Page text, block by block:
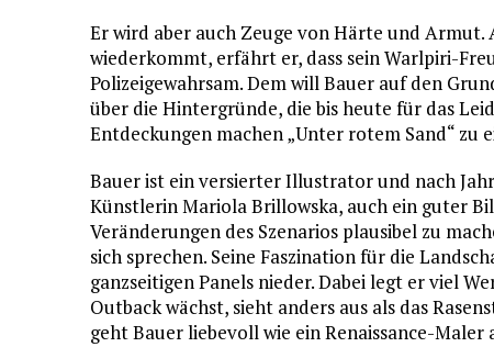
Er wird aber auch Zeuge von Härte und
wiederkommt, erfährt er, dass sein Warlpiri-
Polizeigewahrsam. Dem will Bauer auf den
über die Hintergründe, die bis heute für das
Entdeckungen machen „Unter rotem Sand“ zu
Bauer ist ein versierter Illustrator und nach
Künstlerin Mariola Brillowska, auch ein guter
Veränderungen des Szenarios plausibel zu
sich sprechen. Seine Faszination für die
ganzseitigen Panels nieder. Dabei legt er viel
Outback wächst, sieht anders aus als das
geht Bauer liebevoll wie ein Renaissance-